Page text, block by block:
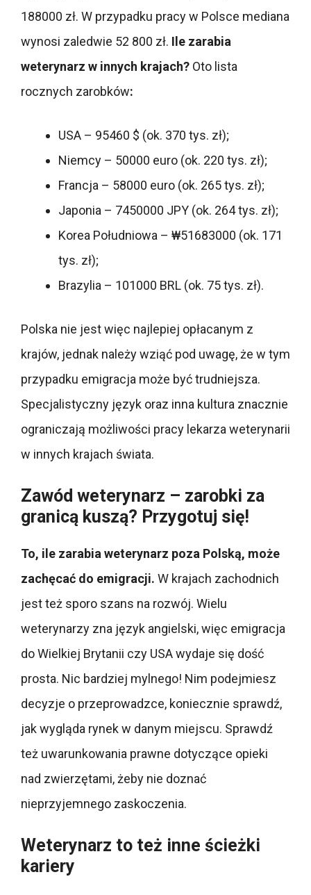
188000 zł. W przypadku pracy w Polsce mediana
wynosi zaledwie 52 800 zł. Ile zarabia
weterynarz w innych krajach? Oto lista
rocznych zarobków:
USA – 95460 $ (ok. 370 tys. zł);
Niemcy – 50000 euro (ok. 220 tys. zł);
Francja – 58000 euro (ok. 265 tys. zł);
Japonia – 7450000 JPY (ok. 264 tys. zł);
Korea Południowa – ₩51683000 (ok. 171
tys. zł);
Brazylia – 101000 BRL (ok. 75 tys. zł).
Polska nie jest więc najlepiej opłacanym z
krajów, jednak należy wziąć pod uwagę, że w tym
przypadku emigracja może być trudniejsza.
Specjalistyczny język oraz inna kultura znacznie
ograniczają możliwości pracy lekarza weterynarii
w innych krajach świata.
Zawód weterynarz – zarobki za
granicą kuszą? Przygotuj się!
To, ile zarabia weterynarz poza Polską, może
zachęcać do emigracji. W krajach zachodnich
jest też sporo szans na rozwój. Wielu
weterynarzy zna język angielski, więc emigracja
do Wielkiej Brytanii czy USA wydaje się dość
prosta. Nic bardziej mylnego! Nim podejmiesz
decyzje o przeprowadzce, koniecznie sprawdź,
jak wygląda rynek w danym miejscu. Sprawdź
też uwarunkowania prawne dotyczące opieki
nad zwierzętami, żeby nie doznać
nieprzyjemnego zaskoczenia.
Weterynarz to też inne ścieżki
kariery